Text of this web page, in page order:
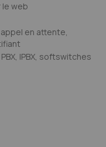
web
en attente,
IPBX, softswitches